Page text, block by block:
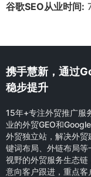
谷歌SEO从业时间:
携手慧新，通过
稳步提升
15年+专注外贸推广服
业的外贸GEO和
外贸独立站，解决外
键词布局、外链布局
视野的外贸服务生态链
意向客户跟进，重点